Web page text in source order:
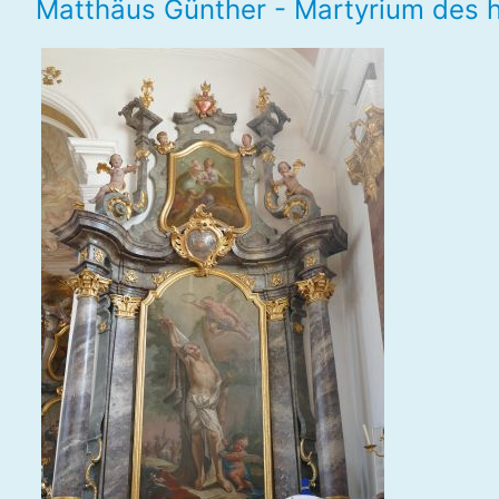
Matthäus Günther - Martyrium des